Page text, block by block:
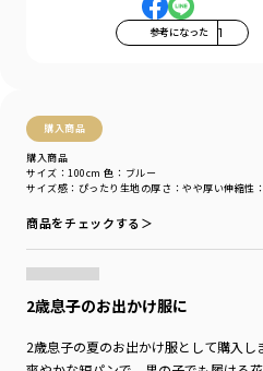
参考になった 1
購入商品
購入商品
サイズ感 ：ぴったり 生地の厚さ ：やや厚い伸縮性
サイズ：100cm 色：ブルー
商品をチェックする＞
2歳息子のお出かけ服に
2歳息子の夏のお出かけ服として購入し